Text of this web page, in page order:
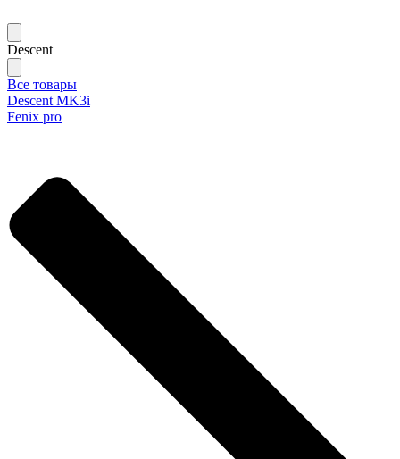
Descent
Все товары
Descent MK3i
Fenix pro